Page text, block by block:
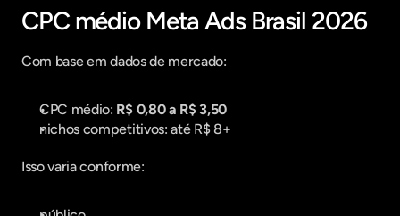
CPC médio Meta Ads Brasil 2026
Com base em dados de mercado:
CPC médio: R$ 0,80 a R$ 3,50
nichos competitivos: até R$ 8+
Isso varia conforme: